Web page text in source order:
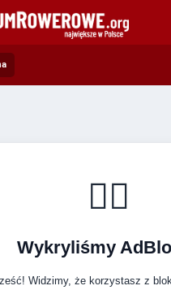
🚴‍♂️
Wykryliśmy
Widzimy, że korzystasz z